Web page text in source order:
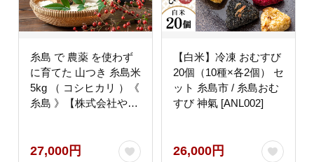
糸島 で 農薬 を使わず
に育てた 山つき 糸島米
5kg （ コシヒカリ ）《
糸島 》【株式会社やま
27,000円
【白米】冷凍 おむすび
20個（10種×各2個） セ
ット 糸島市 / 糸島おむ
すび 神氣 [ANL002]
26,000円